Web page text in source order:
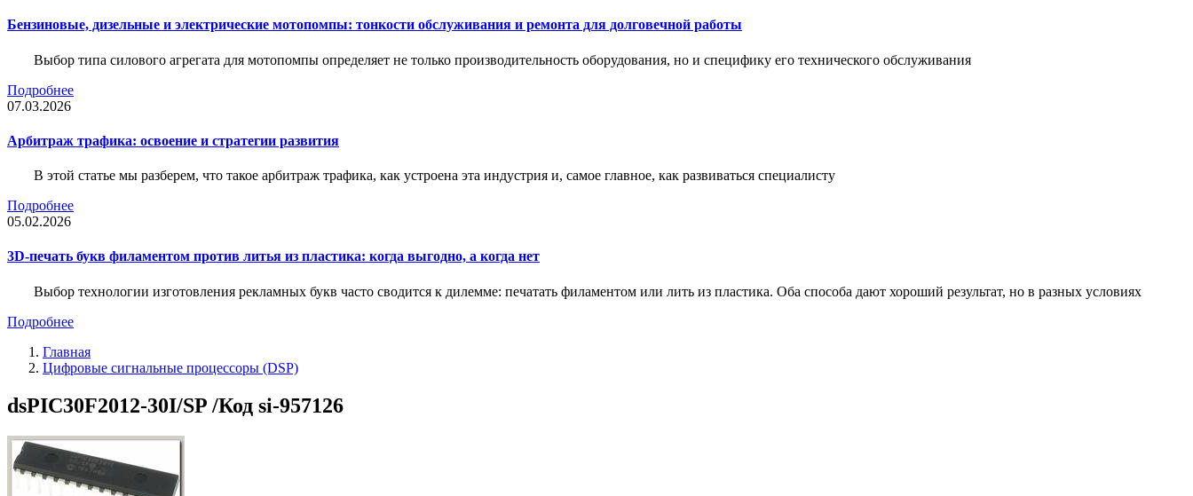
Бензиновые, дизельные и электрические мотопомпы: тонкости обслуживания и ремонта для долговечной работы
Выбор типа силового агрегата для мотопомпы определяет не только производительность оборудования, но и специфику его технического обслуживания
Подробнее
07.03.2026
Арбитраж трафика: освоение и стратегии развития
В этой статье мы разберем, что такое арбитраж трафика, как устроена эта индустрия и, самое главное, как развиваться специалисту
Подробнее
05.02.2026
3D-печать букв филаментом против литья из пластика: когда выгодно, а когда нет
Выбор технологии изготовления рекламных букв часто сводится к дилемме: печатать филаментом или лить из пластика. Оба способа дают хороший результат, но в разных условиях
Подробнее
Главная
Цифровые сигнальные процессоры (DSP)
dsPIC30F2012-30I/SP /Код si-957126